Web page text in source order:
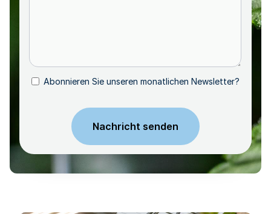
Abonnieren
Abonnieren Sie unseren monatlichen Newsletter?